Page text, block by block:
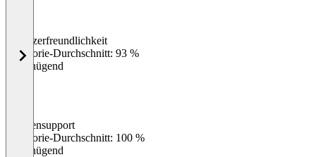
Benutzerfreundlichkeit
Kategorie-Durchschnitt: 93 %
Ungenügend
Kundensupport
Kategorie-Durchschnitt: 100 %
Ungenügend